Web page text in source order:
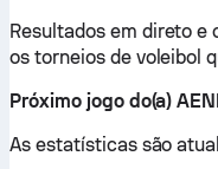
Resultados em direto e
os torneios de voleibol
Próximo jogo do(a)
As estatísticas são